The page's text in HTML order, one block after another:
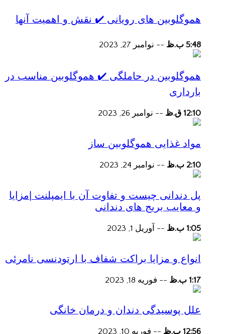
هموگلوبین های رویانی ✔️ نقش و اهمیت آنها
5:48 ب.ظ -- نوامبر 27, 2023
هموگلوبین در حاملگی ✔️ هموگلوبین مناسب در
بارداری
12:10 ق.ظ -- نوامبر 26, 2023
مواد غذایی هموگلوبین ساز
2:10 ب.ظ -- نوامبر 24, 2023
پل دندانی چیست و تفاوت آن با ایمپلنت |مزایا
و معایب بریج های دندانی
1:05 ب.ظ -- آوریل 1, 2023
انواع و مزایا براکت شفاف با ارتودنسی نامرئی
1:17 ب.ظ -- فوریه 18, 2023
علل پوسیدگی دندان و درمان خانگی
12:56 ب.ظ -- فوریه 10, 2023